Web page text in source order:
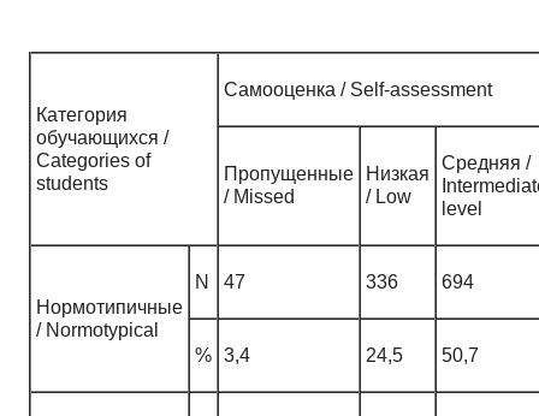
Категория
обучающихся /
Categories of
students
Самооценка / Self-assessment
Пропущенные
/ Missed
Низкая
/ Low
Средняя /
level
Нормотипичные
/ Normotypical
N 47 336 694
% 3,4 24,5 50,7